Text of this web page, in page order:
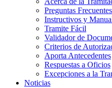
Preguntas Frecuentes
Instructivos y
Tramite Fácil
Validador de
Criterios de
Aporta Antecedentes
Respuestas a Oficios
Excepciones a la
Noticias